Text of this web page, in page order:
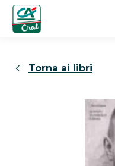
Torna ai libri